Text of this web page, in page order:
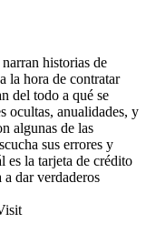
historias de
la hora de contratar
del todo a qué se
ocultas, anualidades, y
algunas de las
sus errores y
es la tarjeta de crédito
a dar verdaderos